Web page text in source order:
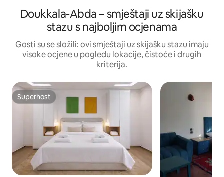
Doukkala-Abda – smještaji uz skijašku
stazu s najboljim ocjenama
Gosti su se složili: ovi smještaji uz skijašku stazu imaju
visoke ocjene u pogledu lokacije, čistoće i drugih
kriterija.
Superhost
Superhost